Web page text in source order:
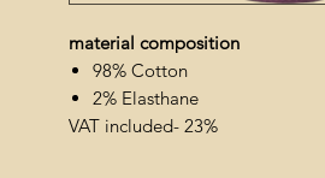
material composition
98% Cotton
2% Elasthane
VAT included- 23%